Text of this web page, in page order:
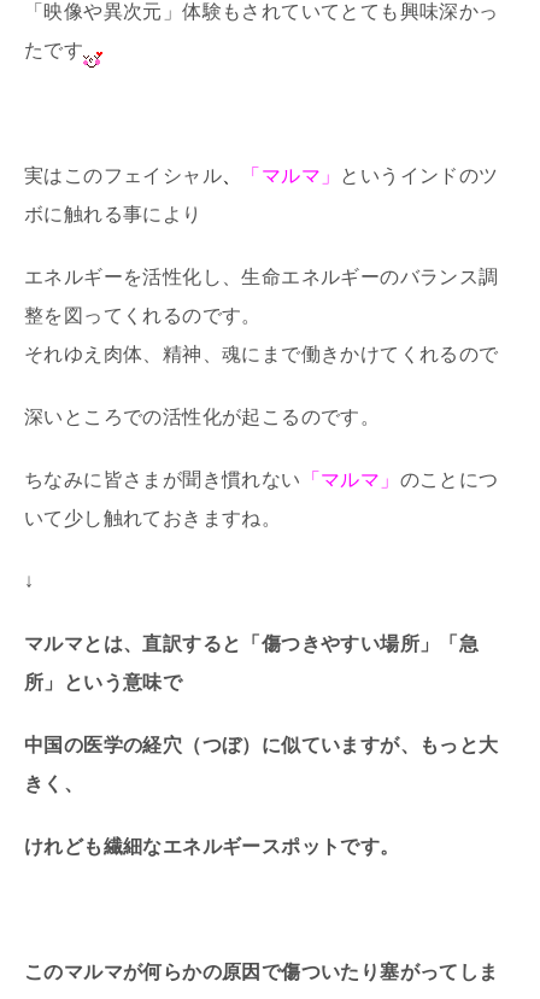
「映像や異次元」体験もされていてとても興味深かっ
たです
実はこのフェイシャル 「マルマ」 というインドのツ
ボに触れる事により
エネルギーを活性化し、生命エネルギーのバランス調
整を図ってくれるのです。
それゆえ肉体、精神、魂にまで働きかけてくれるので
深いところでの活性化が起こるのです。
ちなみに皆さまが聞き慣れない 「マルマ」 のことにつ
いて少し触れておきますね。
↓
マルマとは、直訳すると「傷つきやすい場所」「急
所」という意味で
中国の医学の経穴（つぼ）に似ていますが、もっと大
きく、
けれども繊細なエネルギースポットです。
このマルマが何らかの原因で傷ついたり塞がってしま